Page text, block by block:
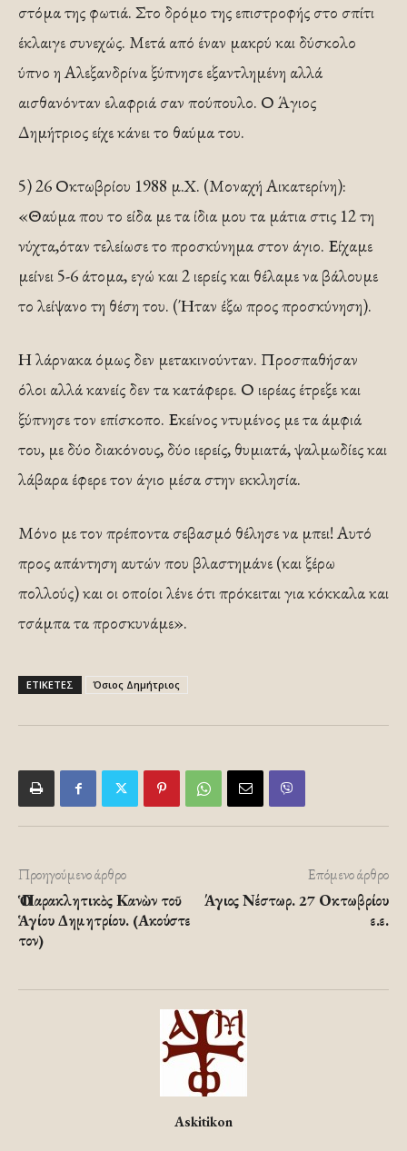
στόμα της φωτιά. Στο δρόμο της επιστροφής στο σπίτι
έκλαιγε συνεχώς. Μετά από έναν μακρύ και δύσκολο
ύπνο η Αλεξανδρίνα ξύπνησε εξαντλημένη αλλά
αισθανόνταν ελαφριά σαν πούπουλο. Ο Άγιος
Δημήτριος είχε κάνει το θαύμα του.
5) 26 Οκτωβρίου 1988 μ.Χ. (Μοναχή Αικατερίνη):
«Θαύμα που το είδα με τα ίδια μου τα μάτια στις 12 τη
νύχτα,όταν τελείωσε το προσκύνημα στον άγιο. Είχαμε
μείνει 5-6 άτομα, εγώ και 2 ιερείς και θέλαμε να βάλουμε
το λείψανο τη θέση του. (Ήταν έξω προς προσκύνηση).
Η λάρνακα όμως δεν μετακινούνταν. Προσπαθήσαν
όλοι αλλά κανείς δεν τα κατάφερε. Ο ιερέας έτρεξε και
ξύπνησε τον επίσκοπο. Εκείνος ντυμένος με τα άμφιά
του, με δύο διακόνους, δύο ιερείς, θυμιατά, ψαλμωδίες και
λάβαρα έφερε τον άγιο μέσα στην εκκλησία.
Μόνο με τον πρέποντα σεβασμό θέλησε να μπει! Αυτό
προς απάντηση αυτών που βλαστημάνε (και ξέρω
πολλούς) και οι οποίοι λένε ότι πρόκειται για κόκκαλα και
τσάμπα τα προσκυνάμε».
ΕΤΙΚΕΤΕΣ Όσιος Δημήτριος
Προηγούμενο άρθρο
Ὁ Παρακλητικὸς Κανὼν τοῦ
Ἁγίου Δημητρίου. (Ακούστε
τον)
Επόμενο άρθρο
Άγιος Νέστωρ. 27 Οκτωβρίου
ε.ε.
Askitikon